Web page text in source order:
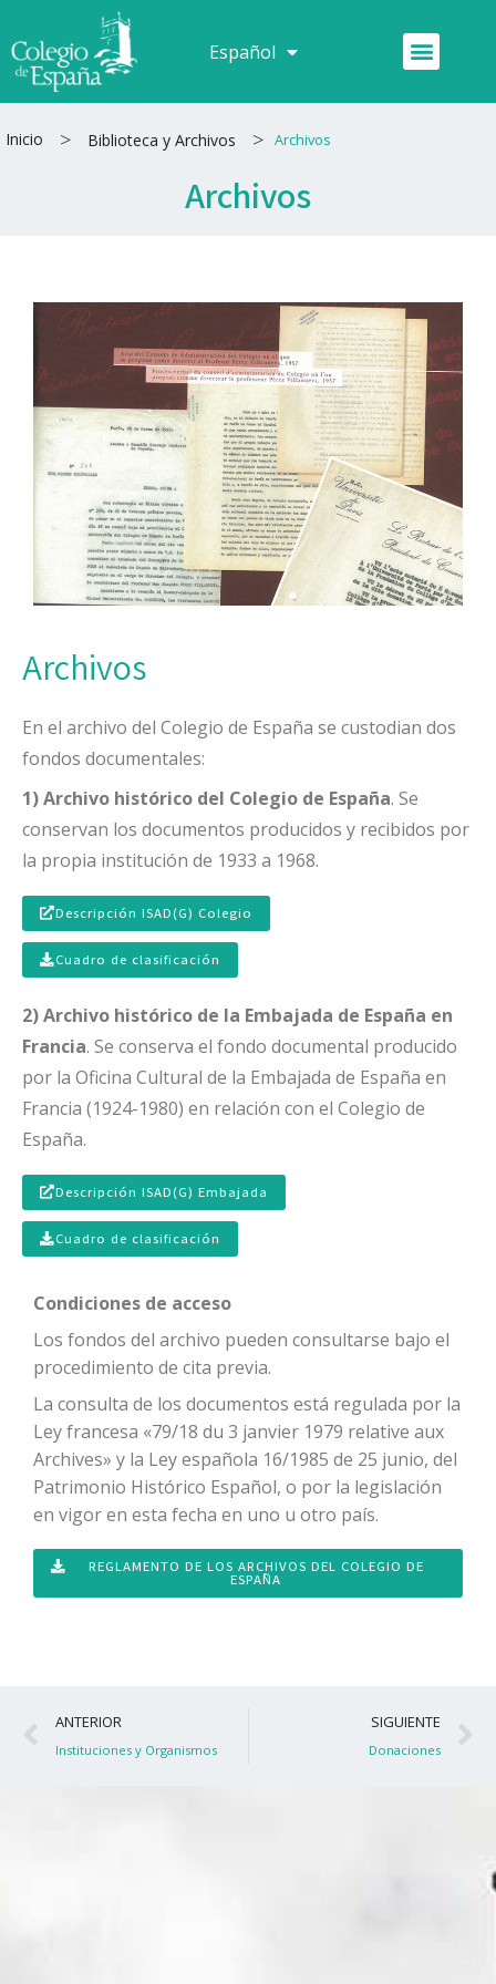
al
contenido
Español
Français Menú
Inicio > Biblioteca y Archivos > Archivos
Archivos
Archivos
En el archivo del Colegio de España se custodian dos
fondos documentales:
1) Archivo histórico del Colegio de España. Se
conservan los documentos producidos y recibidos por
la propia institución de 1933 a 1968.
Descripción ISAD(G) Colegio
Cuadro de clasificación
2) Archivo histórico de la Embajada de España en
Francia. Se conserva el fondo documental producido
por la Oficina Cultural de la Embajada de España en
Francia (1924-1980) en relación con el Colegio de
España.
Descripción ISAD(G) Embajada
Cuadro de clasificación
Condiciones de acceso
Los fondos del archivo pueden consultarse bajo el
procedimiento de cita previa.
La consulta de los documentos está regulada por la
Ley francesa «79/18 du 3 janvier 1979 relative aux
Archives» y la Ley española 16/1985 de 25 junio, del
Patrimonio Histórico Español, o por la legislación
en vigor en esta fecha en uno u otro país.
REGLAMENTO DE LOS ARCHIVOS DEL COLEGIO DE
ESPAÑA
Ant
ANTERIOR
Instituciones y Organismos
SIGUIENTE
Donaciones